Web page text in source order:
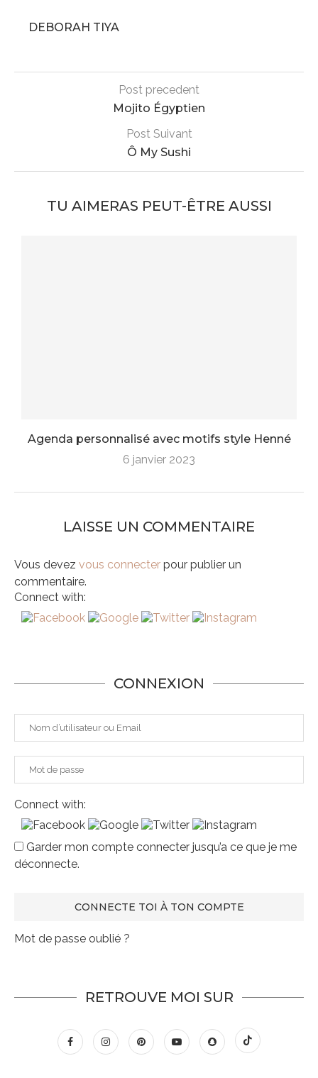
DEBORAH TIYA
Post precedent
Mojito Égyptien
Post Suivant
Ô My Sushi
TU AIMERAS PEUT-ÊTRE AUSSI
Agenda personnalisé avec motifs style Henné
6 janvier 2023
LAISSE UN COMMENTAIRE
Vous devez vous connecter pour publier un
commentaire.
Connect with:
CONNEXION
Connect with:
Garder mon compte connecter jusqu’a ce que je me
déconnecte.
Mot de passe oublié ?
RETROUVE MOI SUR